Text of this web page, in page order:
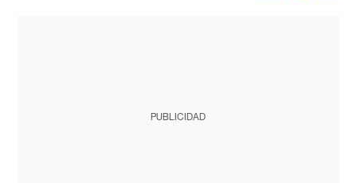
PUBLICIDAD